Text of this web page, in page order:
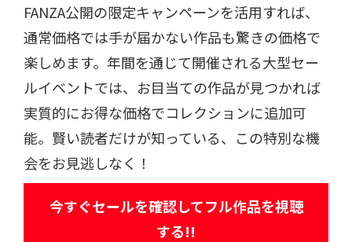
FANZA公開の限定キャンペーンを活用すれば、
通常価格では手が届かない作品も驚きの価格で
楽しめます。年間を通じて開催される大型セー
ルイベントでは、お目当ての作品が見つかれば
実質的にお得な価格でコレクションに追加可
能。賢い読者だけが知っている、この特別な機
会をお見逃しなく！
今すぐセールを確認してフル作品を視聴
する!!